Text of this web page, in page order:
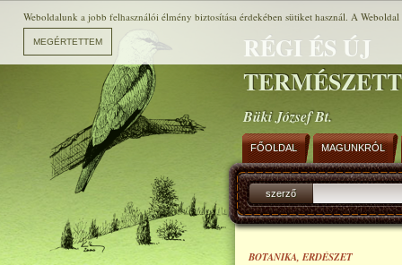
RÉGI ÉS ÚJ
Büki József Bt.
FŐOLDAL MAGUNKRÓL
szerző
BOTANIKA, ERDÉSZET
Weboldalunk a jobb felhasználói élmény biztosítása érdekében sütiket használ. A